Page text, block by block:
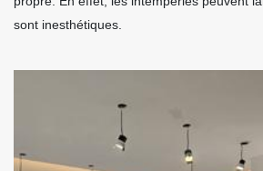
sont inesthétiques.